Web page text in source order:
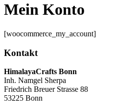
Mein Konto
[woocommerce_my_account]
Kontakt
HimalayaCrafts Bonn
Inh. Namgel Sherpa
Friedrich Breuer Strasse 88
53225 Bonn